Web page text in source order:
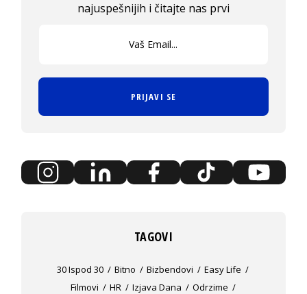
najuspešnijih i čitajte nas prvi
PRIJAVI SE
TAGOVI
30 Ispod 30 Bitno Bizbendovi
Easy Life
Filmovi
HR Izjava Dana
Odrzime